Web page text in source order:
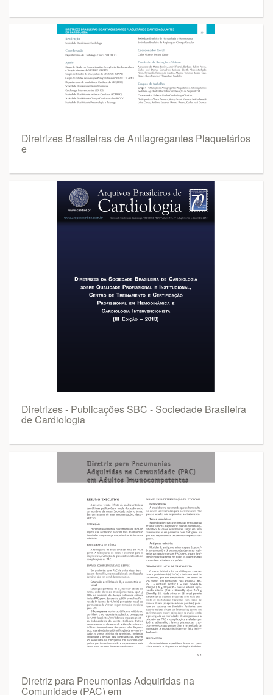
Diretrizes Brasileiras de Antiagregantes Plaquetários
e
Diretrizes - Publicações SBC - Sociedade Brasileira
de Cardiologia
Diretriz para Pneumonias Adquiridas na
Comunidade (PAC) em